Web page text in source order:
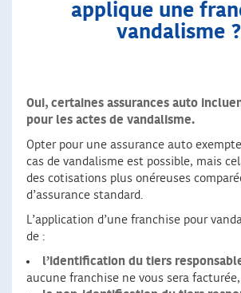
applique une
vandalisme ?
Oui, certaines assurances auto
pour les actes de vandalisme.
Opter pour une assurance auto
cas de vandalisme est possible, mais
des cotisations plus onéreuses
d’assurance standard.
L’application d’une franchise pour
de :
l’identification du tiers
aucune franchise ne vous sera facturée,